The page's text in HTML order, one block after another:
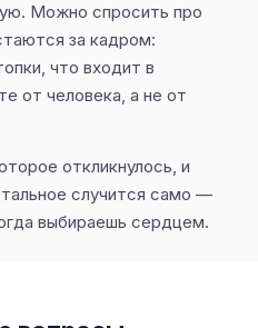
Можно спросить про
за кадром:
что входит в
от человека, а не от
откликнулось, и
случится само —
выбираешь сердцем.